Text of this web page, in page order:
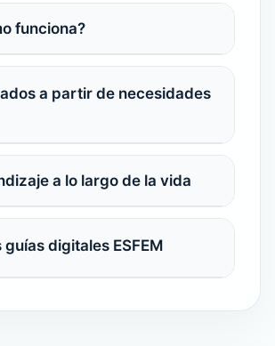
funciona?
a partir de necesidades
a lo largo de la vida
guías digitales ESFEM